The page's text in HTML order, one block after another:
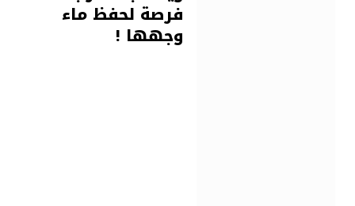
فرصة لحفظ ماء
وجهها !